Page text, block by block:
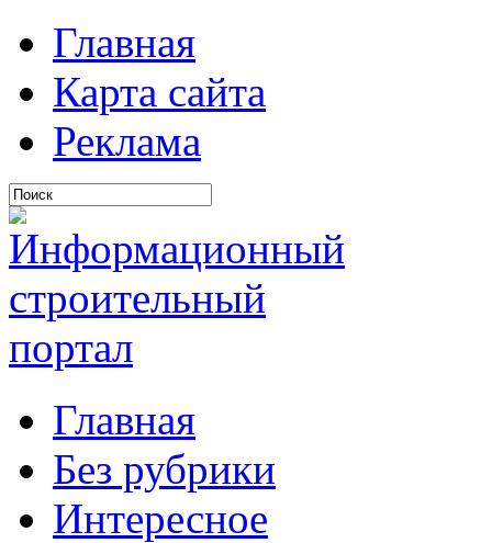
Главная
Карта сайта
Реклама
Главная
Без рубрики
Интересное